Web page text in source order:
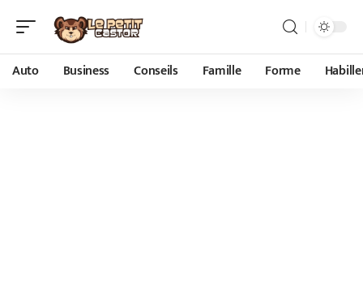
Auto Business Conseils Famille Forme